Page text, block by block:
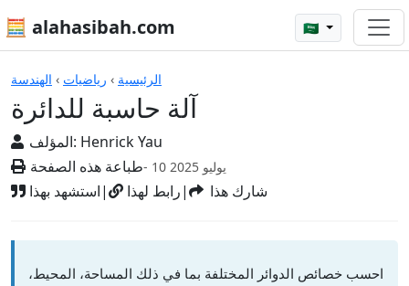
🧮 alahasibah.com 🇸🇦
الرئيسية › رياضيات › الهندسة
آلة حاسبة للدائرة
المؤلف: Henrick Yau
طباعة هذه الصفحة
- 10 يوليو 2025
استشهد بهذا| رابط لهذا| شارك هذا
الآلات الحاسبة
احسب خصائص الدوائر المختلفة بما في ذلك المساحة، المحيط،